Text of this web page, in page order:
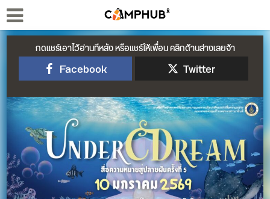
กดแชร์เอาไว้อ่านทีหลัง หรือแชร์ให้เพื่อน คลิกด้านล่างเลยจ้า
Facebook Twitter